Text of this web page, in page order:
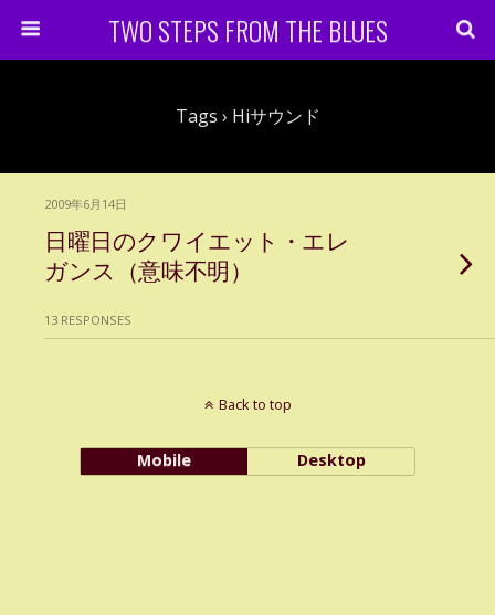
TWO STEPS FROM THE BLUES
Tags › Hiサウンド
2009年6月14日
日曜日のクワイエット・エレ
ガンス（意味不明）
13 RESPONSES
Back to top
Mobile Desktop